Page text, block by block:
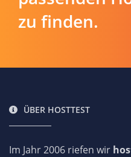
zu finden.
ÜBER HOSTTEST
Im Jahr 2006 riefen wir